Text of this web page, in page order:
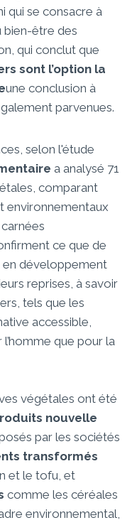
qui se consacre à
bien-être des
qui conclut que
sont l’option la
une conclusion à
parvenues.
selon l'étude
a analysé 71
comparant
environnementaux
ce que de
développement
reprises, à savoir
tels que les
accessible,
que pour la
végétales ont été
nouvelle
par les sociétés
transformés
et le tofu, et
comme les céréales
environnemental,